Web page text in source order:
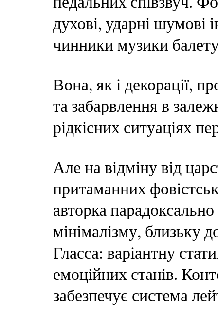
духові, ударні шумові
чинники музики
Вона, як і декорації,
та забарвлення в
рідкісних ситуаціях
Але на відміну від
притаманних
авторка
мінімалізму, близьку
Гласса: варіантну
емоційних станів.
забезпечує система